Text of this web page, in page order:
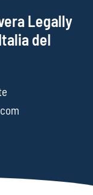
Legally
del